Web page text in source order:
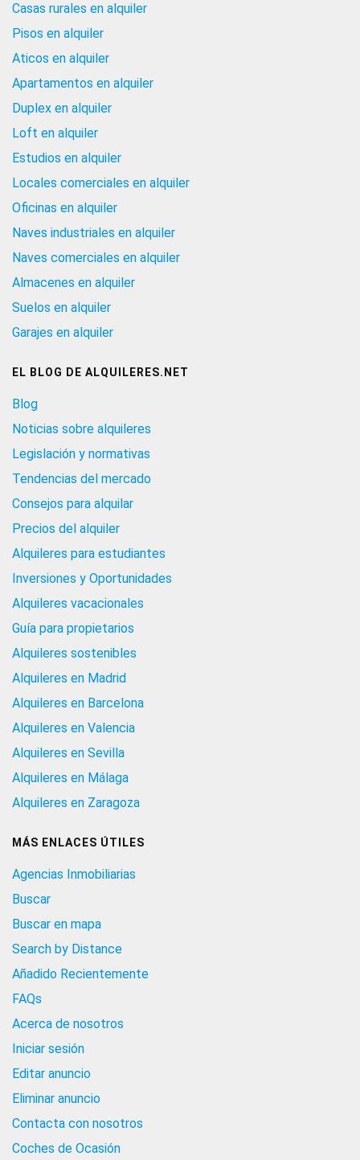
Casas rurales en alquiler
Pisos en alquiler
Aticos en alquiler
Apartamentos en alquiler
Duplex en alquiler
Loft en alquiler
Estudios en alquiler
Locales comerciales en alquiler
Oficinas en alquiler
Naves industriales en alquiler
Naves comerciales en alquiler
Almacenes en alquiler
Suelos en alquiler
Garajes en alquiler
EL BLOG DE ALQUILERES.NET
Blog
Noticias sobre alquileres
Legislación y normativas
Tendencias del mercado
Consejos para alquilar
Precios del alquiler
Alquileres para estudiantes
Inversiones y Oportunidades
Alquileres vacacionales
Guía para propietarios
Alquileres sostenibles
Alquileres en Madrid
Alquileres en Barcelona
Alquileres en Valencia
Alquileres en Sevilla
Alquileres en Málaga
Alquileres en Zaragoza
MÁS ENLACES ÚTILES
Agencias Inmobiliarias
Buscar
Buscar en mapa
Search by Distance
Añadido Recientemente
FAQs
Acerca de nosotros
Iniciar sesión
Editar anuncio
Eliminar anuncio
Contacta con nosotros
Coches de Ocasión